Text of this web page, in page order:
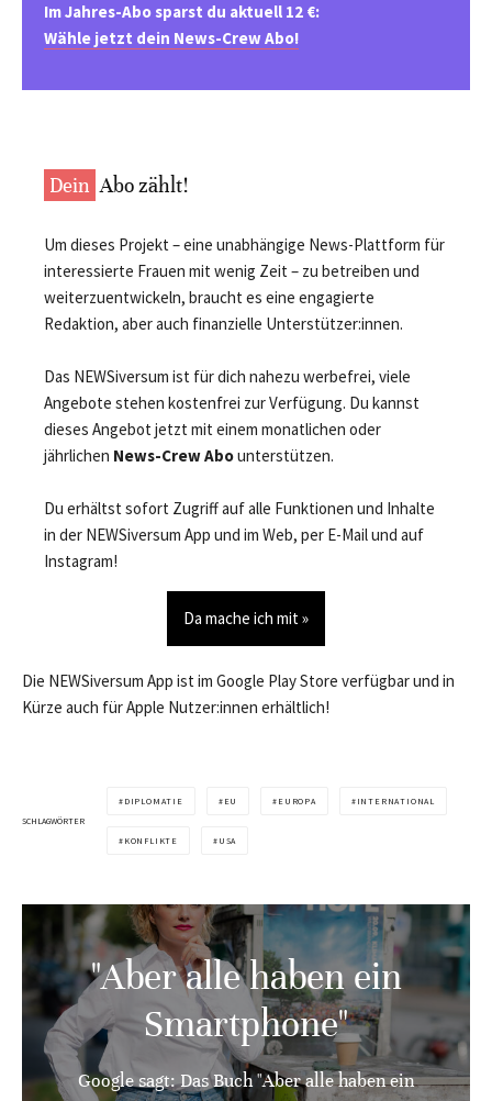
Im Jahres-Abo sparst du aktuell 12 €:
Wähle jetzt dein News-Crew Abo!
Dein Abo zählt!
Um dieses Projekt – eine unabhängige News-Plattform für
interessierte Frauen mit wenig Zeit – zu betreiben und
weiterzuentwickeln, braucht es eine engagierte
Redaktion, aber auch finanzielle Unterstützer:innen.
Das NEWSiversum ist für dich nahezu werbefrei, viele
Angebote stehen kostenfrei zur Verfügung. Du kannst
dieses Angebot jetzt mit einem monatlichen oder
jährlichen News-Crew Abounterstützen.
Du erhältst sofort Zugriff auf alle Funktionen und Inhalte
in der NEWSiversum App und im Web, per E-Mail und auf
Instagram!
Da mache ich mit »
Die NEWSiversum App ist im Google Play Store verfügbar und in
Kürze auch für Apple Nutzer:innen erhältlich!
SCHLAGWÖRTER
DIPLOMATIE EU EUROPA INTERNATIONAL
KONFLIKTE USA
"Aber alle haben ein
Smartphone"
Google sagt: Das Buch "Aber alle haben ein